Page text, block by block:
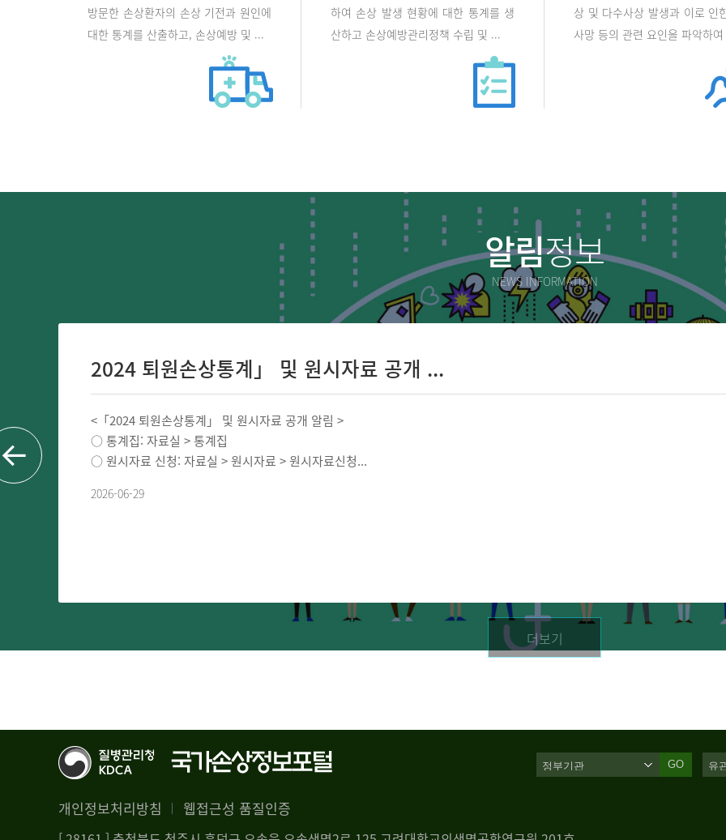
방문한 손상환자의 손상 기전과 원인에
대한 통계를 산출하고, 손상예방 및 ...
하여 손상 발생 현황에 대한 통계를 생
산하고 손상예방관리정책 수립 및 ...
상 및 다수사상 발생과 이로 인
사망 등의 관련 요인을 파악하
알림정보
NEWS INFORMATION
2024 퇴원손상통계」 및 원시자료 공개 ...
<「2024 퇴원손상통계」 및 원시자료 공개 알림 >
○ 통계집: 자료실 > 통계집
○ 원시자료 신청: 자료실 > 원시자료 > 원시자료신청...
2026-06-29
더보기
개인정보처리방침 웹접근성 품질인증
GO